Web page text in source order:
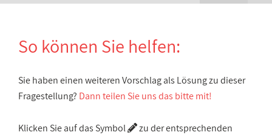
So können Sie helfen:
Sie haben einen weiteren Vorschlag als Lösung zu dieser
Fragestellung? Dann teilen Sie uns das bitte mit!
Klicken Sie auf das Symbol
zu der entsprechenden